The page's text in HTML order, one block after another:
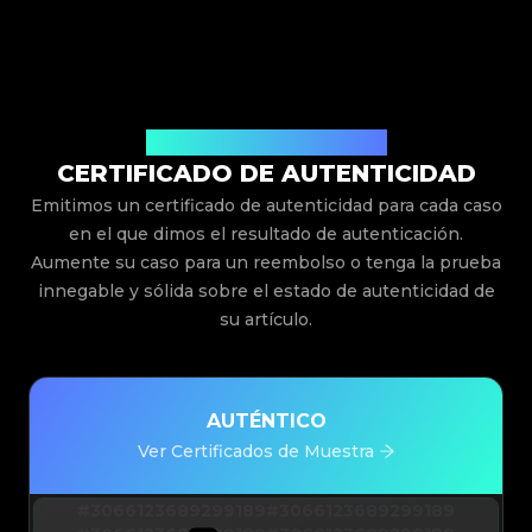
CERTIFICADO DE AUTENTICIDAD
Emitimos un certificado de autenticidad para cada caso
en el que dimos el resultado de autenticación.
Aumente su caso para un reembolso o tenga la prueba
innegable y sólida sobre el estado de autenticidad de
su artículo.
AUTÉNTICO
Ver Certificados de Muestra